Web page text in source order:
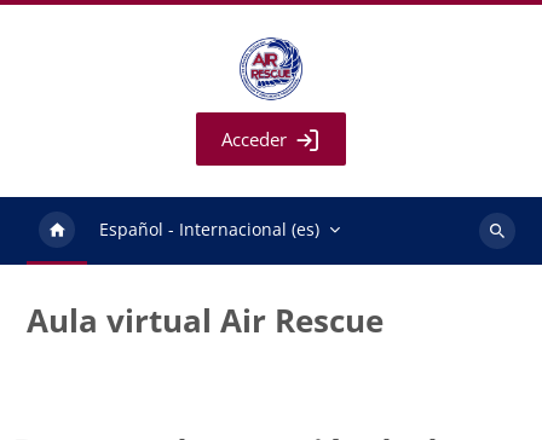
Acceder
Español - Internacional ‎(es)‎
Buscar
Aula virtual Air Rescue